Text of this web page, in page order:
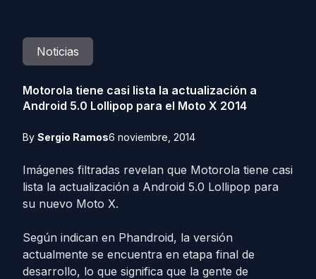
Noticias
Motorola tiene casi lista la actualización a
Android 5.0 Lollipop para el Moto X 2014
By Sergio Ramos6 noviembre, 2014
Imágenes filtradas revelan que Motorola tiene casi
lista la actualización a Android 5.0 Lollipop para
su nuevo Moto X.
Según indican en Phandroid, la versión
actualmente se encuentra en etapa final de
desarrollo, lo que significa que la gente de